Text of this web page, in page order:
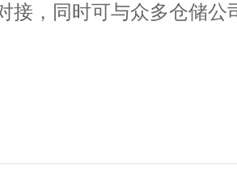
接，同时可与众多仓储